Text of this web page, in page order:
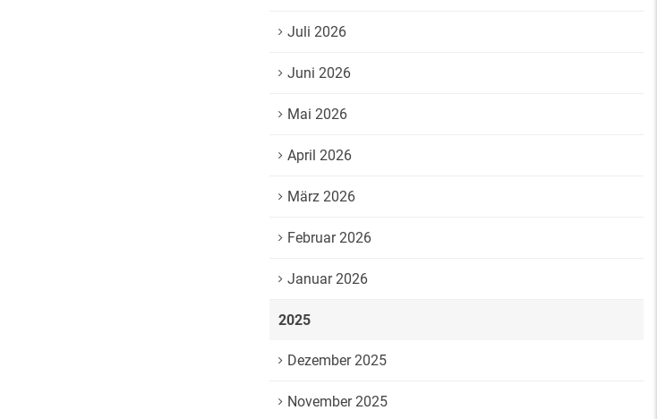
Juli 2026
Juni 2026
Mai 2026
April 2026
März 2026
Februar 2026
Januar 2026
2025
Dezember 2025
November 2025